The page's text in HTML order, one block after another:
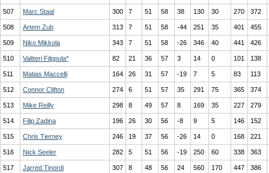
507 Marc Staal 300 7 51 58 38 130 30 270 372
508 Artem Zub 313 7 51 58 -44 251 35 401 455
509 Niko Mikkola 343 7 51 58 -26 346 40 441 426
510 Valtteri Filppula* 82 21 36 57 3 14 0 101 138
511 Matias Maccelli 164 26 31 57 -19 7 5 83 113
512 Connor Clifton 274 6 51 57 35 291 75 365 374
513 Mike Reilly 298 8 49 57 8 169 35 227 279
514 Filip Zadina 196 26 30 56 -8 9 5 146 152
515 Chris Tierney 246 19 37 56 -26 14 0 168 221
516 Nick Seeler 282 5 51 56 -19 250 60 338 363
517 Jarred Tinordi 307 8 48 56 24 560 170 447 386